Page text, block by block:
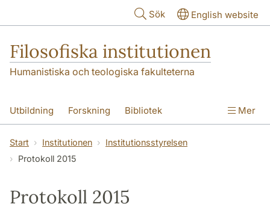
Sök English website
Filosofiska institutionen
Humanistiska och teologiska fakulteterna
Utbildning Forskning Bibliotek
Personal Kontakt Institutionen
Mer
Start Institutionen
Institutionsstyrelsen
Protokoll 2015
Protokoll 2015